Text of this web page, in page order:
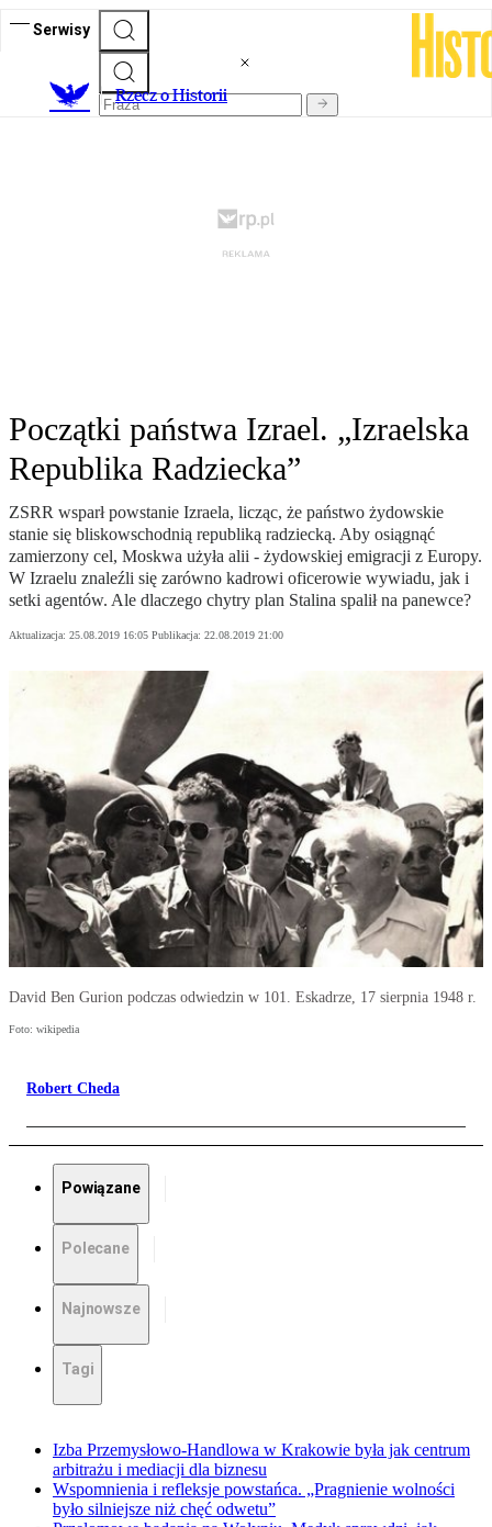
Serwisy
Rzecz o Historii
Początki państwa Izrael. „Izraelska
Republika Radziecka”
ZSRR wsparł powstanie Izraela, licząc, że państwo żydowskie
stanie się bliskowschodnią republiką radziecką. Aby osiągnąć
zamierzony cel, Moskwa użyła alii - żydowskiej emigracji z Europy.
W Izraelu znaleźli się zarówno kadrowi oficerowie wywiadu, jak i
setki agentów. Ale dlaczego chytry plan Stalina spalił na panewce?
Aktualizacja: 25.08.2019 16:05 Publikacja: 22.08.2019 21:00
David Ben Gurion podczas odwiedzin w 101. Eskadrze, 17 sierpnia 1948 r.
Foto: wikipedia
Robert Cheda
Powiązane
Polecane
Najnowsze
Tagi
Izba Przemysłowo-Handlowa w Krakowie była jak centrum
arbitrażu i mediacji dla biznesu
Wspomnienia i refleksje powstańca. „Pragnienie wolności
było silniejsze niż chęć odwetu”